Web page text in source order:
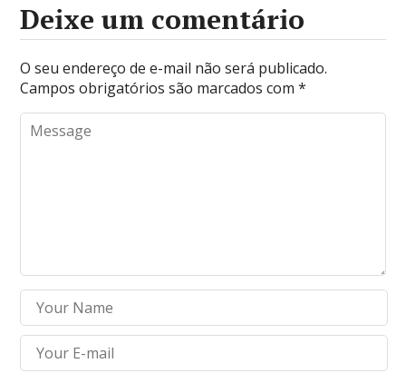
Deixe um comentário
O seu endereço de e-mail não será publicado.
Campos obrigatórios são marcados com*